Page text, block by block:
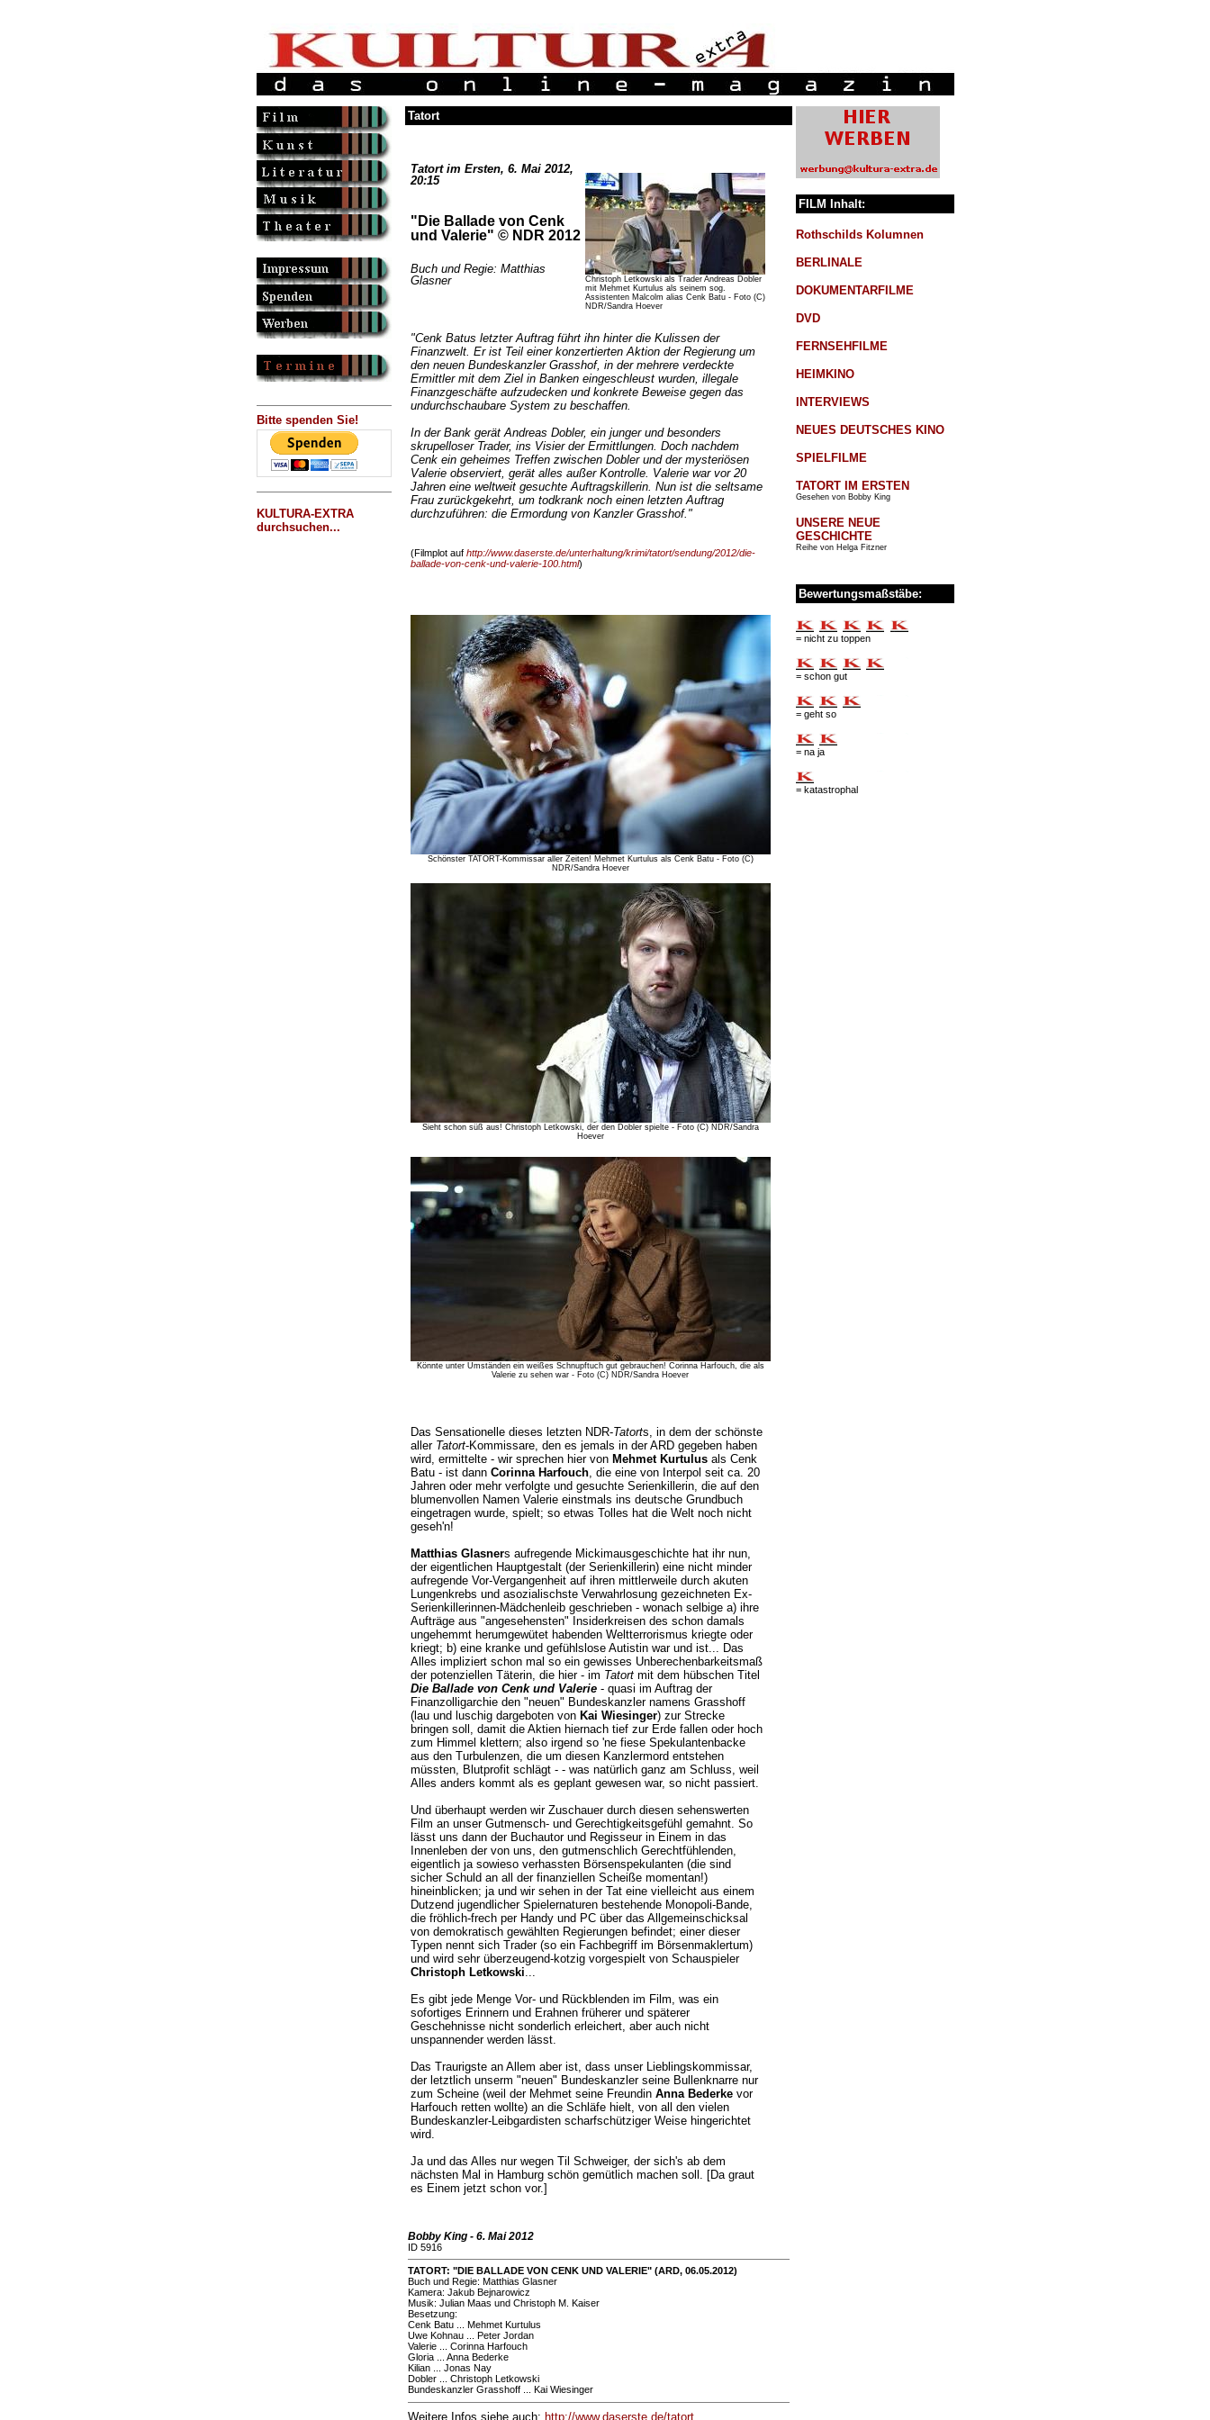
Bitte spenden Sie!
KULTURA-EXTRA
durchsuchen...
Tatort
Tatort im Ersten, 6. Mai 2012,
20:15
"Die Ballade von Cenk
und Valerie" © NDR 2012
Buch und Regie: Matthias
Glasner
Christoph Letkowski als Trader Andreas Dobler
mit Mehmet Kurtulus als seinem sog.
Assistenten Malcolm alias Cenk Batu - Foto (C)
NDR/Sandra Hoever
"Cenk Batus letzter Auftrag führt ihn hinter die Kulissen der
Finanzwelt. Er ist Teil einer konzertierten Aktion der Regierung um
den neuen Bundeskanzler Grasshof, in der mehrere verdeckte
Ermittler mit dem Ziel in Banken eingeschleust wurden, illegale
Finanzgeschäfte aufzudecken und konkrete Beweise gegen das
undurchschaubare System zu beschaffen.
In der Bank gerät Andreas Dobler, ein junger und besonders
skrupelloser Trader, ins Visier der Ermittlungen. Doch nachdem
Cenk ein geheimes Treffen zwischen Dobler und der mysteriösen
Valerie observiert, gerät alles außer Kontrolle. Valerie war vor 20
Jahren eine weltweit gesuchte Auftragskillerin. Nun ist die seltsame
Frau zurückgekehrt, um todkrank noch einen letzten Auftrag
durchzuführen: die Ermordung von Kanzler Grasshof."
(Filmplot auf http://www.daserste.de/unterhaltung/krimi/tatort/sendung/2012/die-
ballade-von-cenk-und-valerie-100.html)
Schönster TATORT-Kommissar aller Zeiten! Mehmet Kurtulus als Cenk Batu - Foto (C)
NDR/Sandra Hoever
Sieht schon süß aus! Christoph Letkowski, der den Dobler spielte - Foto (C) NDR/Sandra
Hoever
Könnte unter Umständen ein weißes Schnupftuch gut gebrauchen! Corinna Harfouch, die als
Valerie zu sehen war - Foto (C) NDR/Sandra Hoever
Das Sensationelle dieses letzten NDR-Tatorts, in dem der schönste
aller Tatort-Kommissare, den es jemals in der ARD gegeben haben
wird, ermittelte - wir sprechen hier von Mehmet Kurtulusals Cenk
Batu - ist dann Corinna Harfouch, die eine von Interpol seit ca. 20
Jahren oder mehr verfolgte und gesuchte Serienkillerin, die auf den
blumenvollen Namen Valerie einstmals ins deutsche Grundbuch
eingetragen wurde, spielt; so etwas Tolles hat die Welt noch nicht
geseh'n!
Matthias Glasners aufregende Mickimausgeschichte hat ihr nun,
der eigentlichen Hauptgestalt (der Serienkillerin) eine nicht minder
aufregende Vor-Vergangenheit auf ihren mittlerweile durch akuten
Lungenkrebs und asozialischste Verwahrlosung gezeichneten Ex-
Serienkillerinnen-Mädchenleib geschrieben - wonach selbige a) ihre
Aufträge aus "angesehensten" Insiderkreisen des schon damals
ungehemmt herumgewütet habenden Weltterrorismus kriegte oder
kriegt; b) eine kranke und gefühlslose Autistin war und ist... Das
Alles impliziert schon mal so ein gewisses Unberechenbarkeitsmaß
der potenziellen Täterin, die hier - im Tatortmit dem hübschen Titel
Die Ballade von Cenk und Valerie- quasi im Auftrag der
Finanzolligarchie den "neuen" Bundeskanzler namens Grasshoff
(lau und luschig dargeboten von Kai Wiesinger) zur Strecke
bringen soll, damit die Aktien hiernach tief zur Erde fallen oder hoch
zum Himmel klettern; also irgend so 'ne fiese Spekulantenbacke
aus den Turbulenzen, die um diesen Kanzlermord entstehen
müssten, Blutprofit schlägt - - was natürlich ganz am Schluss, weil
Alles anders kommt als es geplant gewesen war, so nicht passiert.
Und überhaupt werden wir Zuschauer durch diesen sehenswerten
Film an unser Gutmensch- und Gerechtigkeitsgefühl gemahnt. So
lässt uns dann der Buchautor und Regisseur in Einem in das
Innenleben der von uns, den gutmenschlich Gerechtfühlenden,
eigentlich ja sowieso verhassten Börsenspekulanten (die sind
sicher Schuld an all der finanziellen Scheiße momentan!)
hineinblicken; ja und wir sehen in der Tat eine vielleicht aus einem
Dutzend jugendlicher Spielernaturen bestehende Monopoli-Bande,
die fröhlich-frech per Handy und PC über das Allgemeinschicksal
von demokratisch gewählten Regierungen befindet; einer dieser
Typen nennt sich Trader (so ein Fachbegriff im Börsenmaklertum)
und wird sehr überzeugend-kotzig vorgespielt von Schauspieler
Christoph Letkowski...
Es gibt jede Menge Vor- und Rückblenden im Film, was ein
sofortiges Erinnern und Erahnen früherer und späterer
Geschehnisse nicht sonderlich erleichert, aber auch nicht
unspannender werden lässt.
Das Traurigste an Allem aber ist, dass unser Lieblingskommissar,
der letztlich unserm "neuen" Bundeskanzler seine Bullenknarre nur
zum Scheine (weil der Mehmet seine Freundin Anna Bederkevor
Harfouch retten wollte) an die Schläfe hielt, von all den vielen
Bundeskanzler-Leibgardisten scharfschütziger Weise hingerichtet
wird.
Ja und das Alles nur wegen Til Schweiger, der sich's ab dem
nächsten Mal in Hamburg schön gemütlich machen soll. [Da graut
es Einem jetzt schon vor.]
Bobby King - 6. Mai 2012
ID 5916
TATORT: "DIE BALLADE VON CENK UND VALERIE" (ARD, 06.05.2012)
Buch und Regie: Matthias Glasner
Kamera: Jakub Bejnarowicz
Musik: Julian Maas und Christoph M. Kaiser
Besetzung:
Cenk Batu ... Mehmet Kurtulus
Uwe Kohnau ... Peter Jordan
Valerie ... Corinna Harfouch
Gloria ... Anna Bederke
Kilian ... Jonas Nay
Dobler ... Christoph Letkowski
Bundeskanzler Grasshoff ... Kai Wiesinger
Weitere Infos siehe auch: http://www.daserste.de/tatort
FILM Inhalt:
Rothschilds Kolumnen
BERLINALE
DOKUMENTARFILME
DVD
FERNSEHFILME
HEIMKINO
INTERVIEWS
NEUES DEUTSCHES KINO
SPIELFILME
TATORT IM ERSTEN
Gesehen von Bobby King
UNSERE NEUE
GESCHICHTE
Reihe von Helga Fitzner
Bewertungsmaßstäbe:
= nicht zu toppen
= schon gut
= geht so
= na ja
= katastrophal